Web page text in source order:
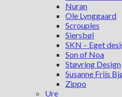
Nuran
Ole Lynggaard
Scrouples
Siersbøl
SKN – Eget
Son of Noa
Støvring Design
Susanne Friis
Zippo
Ure